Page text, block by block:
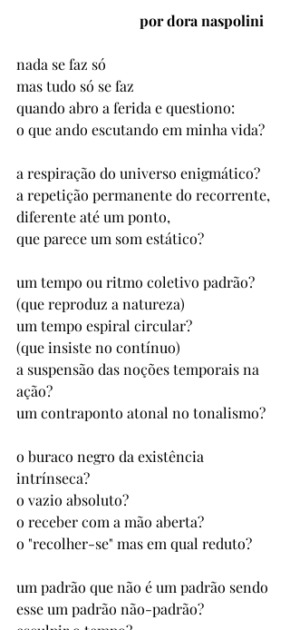
por dora naspolini
nada se faz só
mas tudo só se faz
quando abro a ferida e questiono:
o que ando escutando em minha vida?
a respiração do universo enigmático?
a repetição permanente do recorrente,
diferente até um ponto,
que parece um som estático?
um tempo ou ritmo coletivo padrão?
(que reproduz a natureza)
um tempo espiral circular?
(que insiste no contínuo)
a suspensão das noções temporais na
ação?
um contraponto atonal no tonalismo?
o buraco negro da existência
intrínseca?
o vazio absoluto?
o receber com a mão aberta?
o "recolher-se" mas em qual reduto?
um padrão que não é um padrão sendo
esse um padrão não-padrão?